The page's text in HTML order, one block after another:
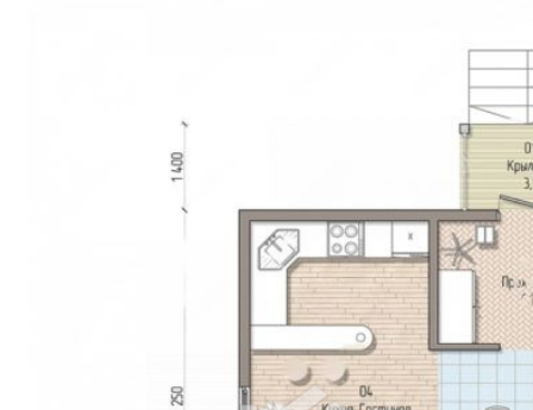
Альметьевск
Петропавловск-Камчатский
Каменск-Уральский
Новочеркасск
Пятигорск